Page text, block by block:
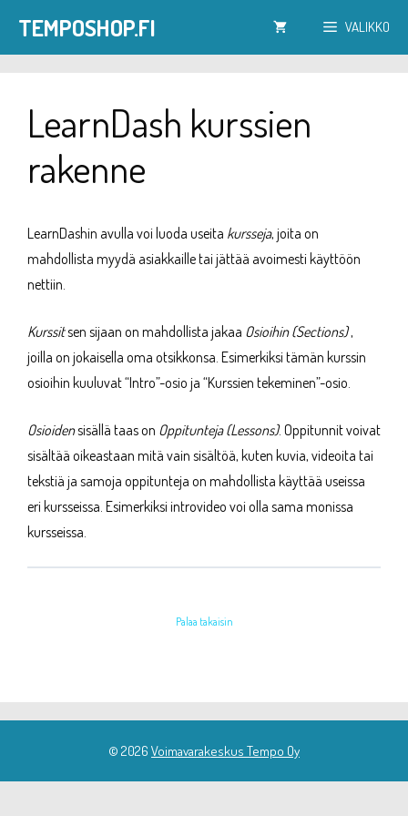
sisältöön
TEMPOSHOP.FI VALIKKO
LearnDash kurssien
rakenne
LearnDashin avulla voi luoda useita kursseja, joita on
mahdollista myydä asiakkaille tai jättää avoimesti käyttöön
nettiin.
Kurssitsen sijaan on mahdollista jakaa Osioihin (Sections),
joilla on jokaisella oma otsikkonsa. Esimerkiksi tämän kurssin
osioihin kuuluvat “Intro”-osio ja “Kurssien tekeminen”-osio.
Osioidensisällä taas on Oppitunteja (Lessons). Oppitunnit voivat
sisältää oikeastaan mitä vain sisältöä, kuten kuvia, videoita tai
tekstiä ja samoja oppitunteja on mahdollista käyttää useissa
eri kursseissa. Esimerkiksi introvideo voi olla sama monissa
kursseissa.
Palaa takaisin
© 2026 Voimavarakeskus Tempo Oy